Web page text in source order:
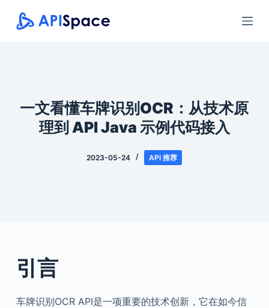
跳
过
一文看懂车牌识别OCR：从技术原
理到 API Java 示例代码接入
2023-05-24 API 推荐
引言
车牌识别OCR API是一项重要的技术创新，它在如今信